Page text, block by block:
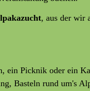
, aus der wir
ein Picknik oder ein
Basteln rund um's